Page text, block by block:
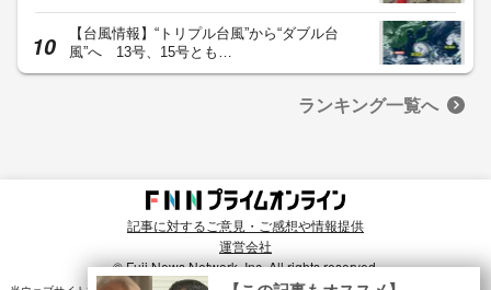
【台風情報】“トリプル台風”から“ダブル台
風”へ 13号、15号とも…
ランキング一覧へ
記事に対するご意見・ご感想や情報提供
運営会社
© Fuji News Network, Inc. All rights reserved.